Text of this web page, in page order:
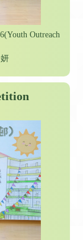
Outreach